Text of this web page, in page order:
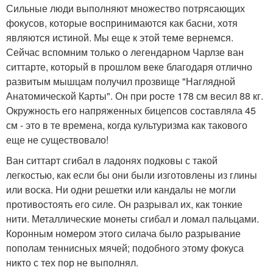
Сильные люди выполняют множество потрясающих
фокусов, которые воспринимаются как басни, хотя
являются истиной. Мы еще к этой теме вернемся.
Сейчас вспомним только о легендарном Чарлзе ван
ситтарте, который в прошлом веке благодаря отлично
развитым мышцам получил прозвище "Наглядной
Анатомической Карты". Он при росте 178 см весил 88 кг.
Окружность его напряженных бицепсов составляла 45
см - это в те времена, когда культуризма как такового
еще не существовало!
Ван ситтарт сгибал в ладонях подковы с такой
легкостью, как если бы они были изготовлены из глины
или воска. Ни одни решетки или кандалы не могли
противостоять его силе. Он разрывал их, как тонкие
нити. Металлические монеты сгибал и ломал пальцами.
Коронным номером этого силача было разрывание
пополам теннисных мячей; подобного этому фокуса
никто с тех пор не выполнял.